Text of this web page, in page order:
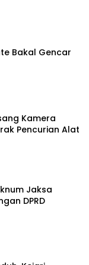
Bakal Gencar
Kamera
Pencurian Alat
Jaksa
DPRD